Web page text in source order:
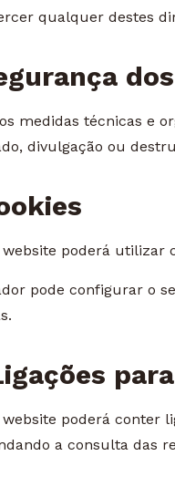
qualquer destes
medidas técnicas e
divulgação ou
website poderá utilizar
pode configurar o
website poderá conter
a consulta das